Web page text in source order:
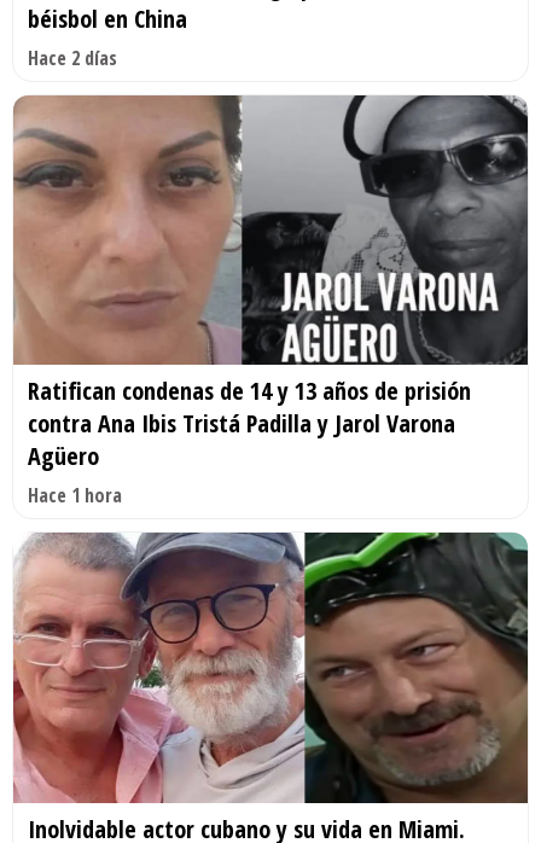
béisbol en China
Hace 2 días
Ratifican condenas de 14 y 13 años de prisión
contra Ana Ibis Tristá Padilla y Jarol Varona
Agüero
Hace 1 hora
Inolvidable actor cubano y su vida en Miami.